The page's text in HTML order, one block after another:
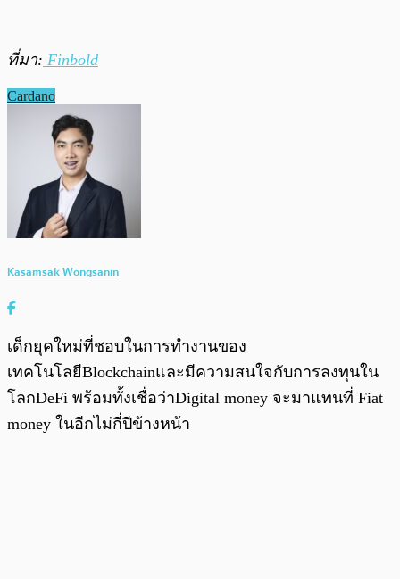
ที่มา: Finbold
Cardano
Kasamsak Wongsanin
เด็กยุคใหม่ที่ชอบในการทำงานของ
เทคโนโลยีBlockchainและมีความสนใจกับการลงทุนใน
โลกDeFi พร้อมทั้งเชื่อว่าDigital money จะมาแทนที่ Fiat
money ในอีกไม่กี่ปีข้างหน้า